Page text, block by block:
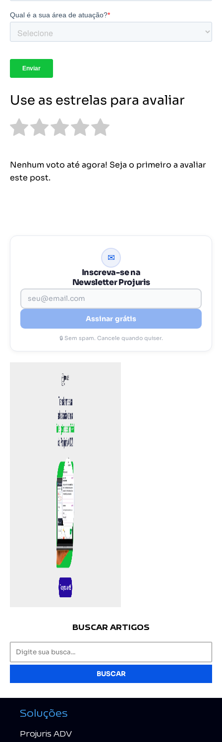
Use as estrelas para avaliar
Nenhum voto até agora! Seja o primeiro a avaliar
este post.
✉
Inscreva-se na
Newsletter Projuris
Assinar grátis
🔒 Sem spam. Cancele quando quiser.
BUSCAR ARTIGOS
BUSCAR
Soluções
Projuris ADV